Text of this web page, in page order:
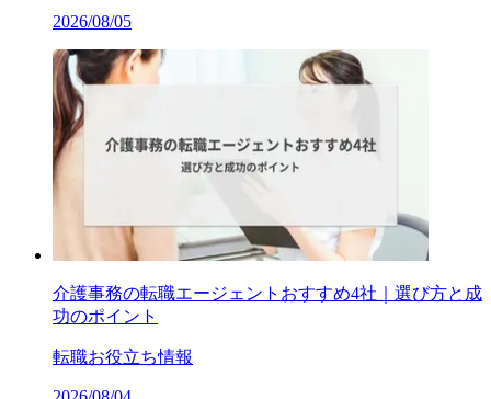
2026/08/05
介護事務の転職エージェントおすすめ4社｜選び方と成
功のポイント
転職お役立ち情報